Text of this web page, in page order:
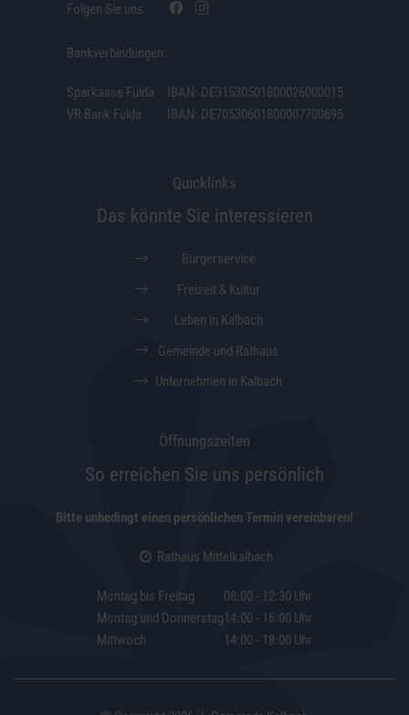
Folgen Sie uns
Bankverbindungen:
Sparkasse Fulda
VR Bank Fulda
IBAN: DE31530501800026000015
IBAN: DE70530601800007700695
Quicklinks
Das könnte Sie interessieren
Bürgerservice
Freizeit & Kultur
Leben in Kalbach
Gemeinde und Rathaus
Unternehmen in Kalbach
Öffnungszeiten
So erreichen Sie uns persönlich
Bitte unbedingt einen persönlichen Termin vereinbaren!
Rathaus Mittelkalbach
Montag bis Freitag
08:00 - 12:30 Uhr
Montag und Donnerstag14:00 - 16:00 Uhr
Mittwoch
14:00 - 18:00 Uhr